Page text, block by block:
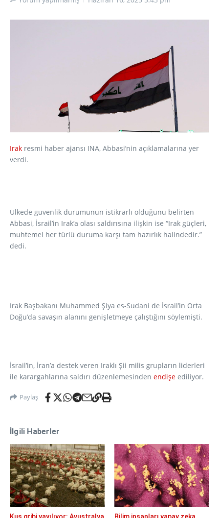
Irak resmi haber ajansı INA, Abbasi’nin açıklamalarına yer
verdi.
Ülkede güvenlik durumunun istikrarlı olduğunu belirten
Abbasi, İsrail’in Irak’a olası saldırısına ilişkin ise “Irak güçleri,
muhtemel her türlü duruma karşı tam hazırlık halindedir.”
dedi.
Irak Başbakanı Muhammed Şiya es-Sudani de İsrail’in Orta
Doğu’da savaşın alanını genişletmeye ​​​​​​​çalıştığını söylemişti.
İsrail’in, İran’a destek veren Iraklı Şii milis grupların liderleri
ile karargahlarına saldırı düzenlemesinden endişe ediliyor.
Paylaş
İlgili Haberler